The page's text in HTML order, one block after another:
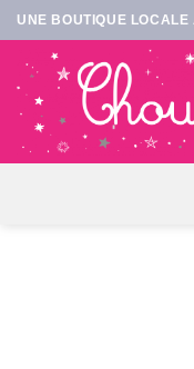
Passer
au
contenu
UNE BOUTIQUE